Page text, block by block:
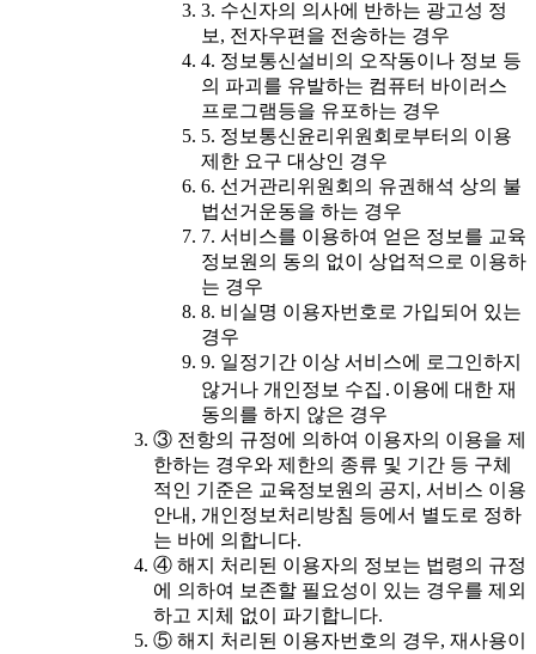
3. 수신자의 의사에 반하는 광고성 정
보, 전자우편을 전송하는 경우
4. 정보통신설비의 오작동이나 정보 등
의 파괴를 유발하는 컴퓨터 바이러스
프로그램등을 유포하는 경우
5. 정보통신윤리위원회로부터의 이용
제한 요구 대상인 경우
6. 선거관리위원회의 유권해석 상의 불
법선거운동을 하는 경우
7. 서비스를 이용하여 얻은 정보를 교육
정보원의 동의 없이 상업적으로 이용하
는 경우
8. 비실명 이용자번호로 가입되어 있는
경우
9. 일정기간 이상 서비스에 로그인하지
않거나 개인정보 수집․이용에 대한 재
동의를 하지 않은 경우
③ 전항의 규정에 의하여 이용자의 이용을 제
한하는 경우와 제한의 종류 및 기간 등 구체
적인 기준은 교육정보원의 공지, 서비스 이용
안내, 개인정보처리방침 등에서 별도로 정하
는 바에 의합니다.
④ 해지 처리된 이용자의 정보는 법령의 규정
에 의하여 보존할 필요성이 있는 경우를 제외
하고 지체 없이 파기합니다.
⑤ 해지 처리된 이용자번호의 경우, 재사용이